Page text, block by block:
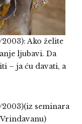
Ako želite
ljubavi. Da
– ja ću davati, a
seminara